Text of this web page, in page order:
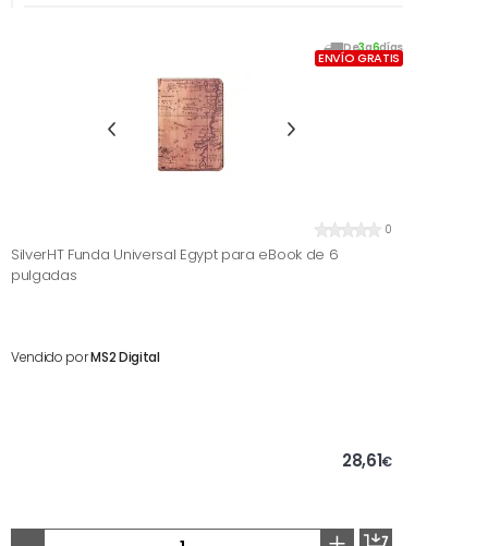
De3a6días
ENVÍO GRATIS
0
SilverHT Funda Universal Egypt para eBook de 6
pulgadas
Vendido porMS2 Digital
28,61€